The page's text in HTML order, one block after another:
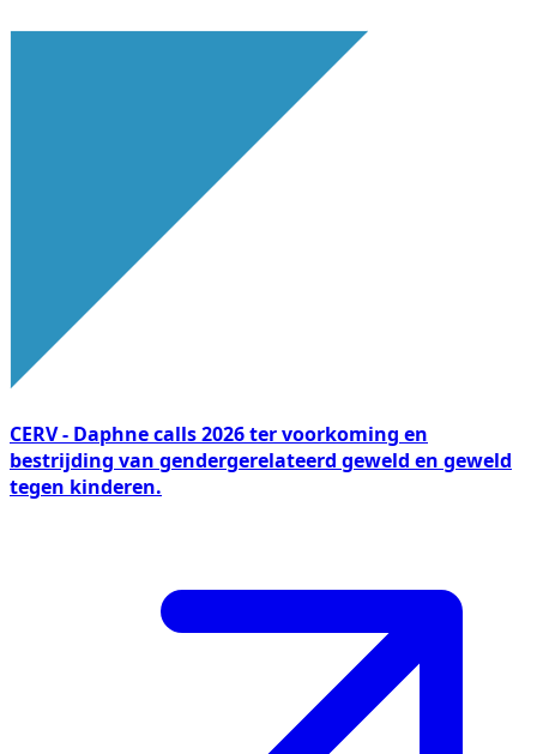
CERV - Daphne calls 2026 ter voorkoming en
bestrijding van gendergerelateerd geweld en geweld
tegen kinderen.